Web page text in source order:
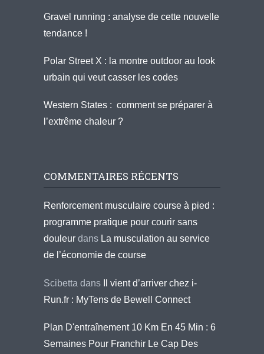
Gravel running : analyse de cette nouvelle
tendance !
Polar Street X : la montre outdoor au look
urbain qui veut casser les codes
Western States : comment se préparer à
l’extrême chaleur ?
COMMENTAIRES RÉCENTS
Renforcement musculaire course à pied :
programme pratique pour courir sans
douleur dans La musculation au service
de l’économie de course
Scibetta dans
Il vient d’arriver chez i-
Run.fr : MyTens de Bewell Connect
Plan D'entraînement 10 Km En 45 Min : 6
Semaines Pour Franchir Le Cap Des